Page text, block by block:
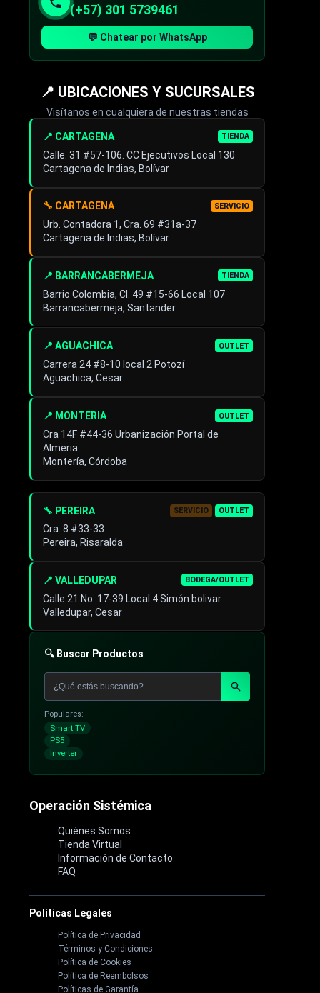
(+57) 301 5739461
💬 Chatear por WhatsApp
📍 UBICACIONES Y SUCURSALES
Visítanos en cualquiera de nuestras tiendas
📍 CARTAGENA TIENDA
Calle. 31 #57-106. CC Ejecutivos Local 130
Cartagena de Indias, Bolívar
🔧 CARTAGENA SERVICIO
Urb. Contadora 1, Cra. 69 #31a-37
Cartagena de Indias, Bolívar
📍 BARRANCABERMEJA TIENDA
Barrio Colombia, Cl. 49 #15-66 Local 107
Barrancabermeja, Santander
📍 AGUACHICA OUTLET
Carrera 24 #8-10 local 2 Potozí
Aguachica, Cesar
📍 MONTERIA OUTLET
Cra 14F #44-36 Urbanización Portal de
Almeria
Montería, Córdoba
📍 VALLEDUPAR BODEGA/OUTLET
Calle 21 No. 17-39 Local 4 Simón bolivar
Valledupar, Cesar
🔧 PEREIRA SERVICIO OUTLET
Cra. 8 #33-33
Pereira, Risaralda
🔍 Buscar Productos
Populares:
Smart TV
PS5
Inverter
Operación Sistémica
Quiénes Somos
Tienda Virtual
Información de Contacto
FAQ
Políticas Legales
Política de Privacidad
Términos y Condiciones
Política de Cookies
Política de Reembolsos
Políticas de Garantía